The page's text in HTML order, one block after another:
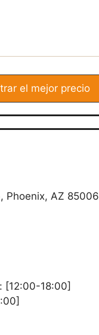
el mejor precio
Phoenix, AZ 85006
[12:00-18:00]